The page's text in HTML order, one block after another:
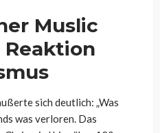
Muslic
sich deutlich: „Was
was verloren. Das